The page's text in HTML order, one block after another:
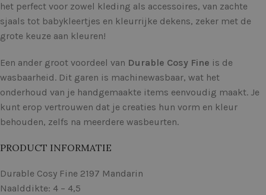
het perfect voor zowel kleding als accessoires, van zachte
sjaals tot babykleertjes en kleurrijke dekens, zeker met de
grote keuze aan kleuren!
Een ander groot voordeel van Durable Cosy Fine is de
wasbaarheid. Dit garen is machinewasbaar, wat het
onderhoud van je handgemaakte items eenvoudig maakt. Je
kunt erop vertrouwen dat je creaties hun vorm en kleur
behouden, zelfs na meerdere wasbeurten.
PRODUCT INFORMATIE
Durable Cosy Fine 2197 Mandarin
Naalddikte: 4 – 4,5